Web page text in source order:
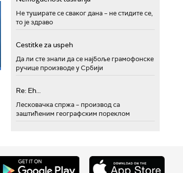
Не туширате се сваког дана – не стидите се,
то је здраво
Cestitke za uspeh
Да ли сте знали да се најбоље грамофонске
ручице производе у Србији
Re: Eh...
Лесковачка спржа – производ са
заштићеним географским пореклом